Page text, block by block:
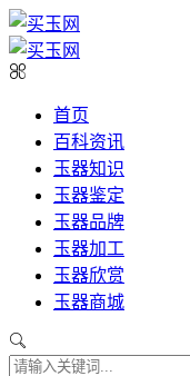
首页
百科资讯
玉器知识
玉器鉴定
玉器品牌
玉器加工
玉器欣赏
玉器商城